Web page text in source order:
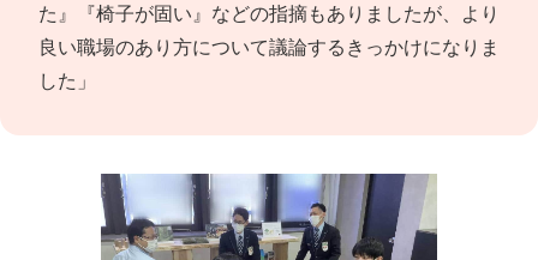
た』『椅子が固い』などの指摘もありましたが、より
良い職場のあり方について議論するきっかけになりま
した」